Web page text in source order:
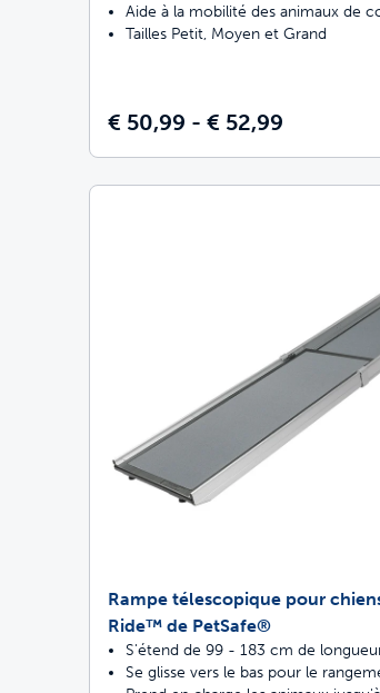
Aide à la mobilité des animaux de
Tailles Petit, Moyen et Grand
€ 50,99 - € 52,99
Rampe télescopique pour
Ride™ de PetSafe®
S'étend de 99 - 183 cm de
Se glisse vers le bas pour le